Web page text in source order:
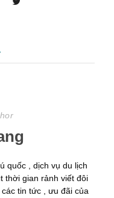
quốc , dịch vụ du lịch
thời gian rảnh viết đôi
tin tức , ưu đãi của